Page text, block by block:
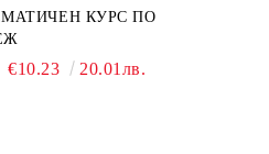
КУРС ПО
€10.23 20.01лв.